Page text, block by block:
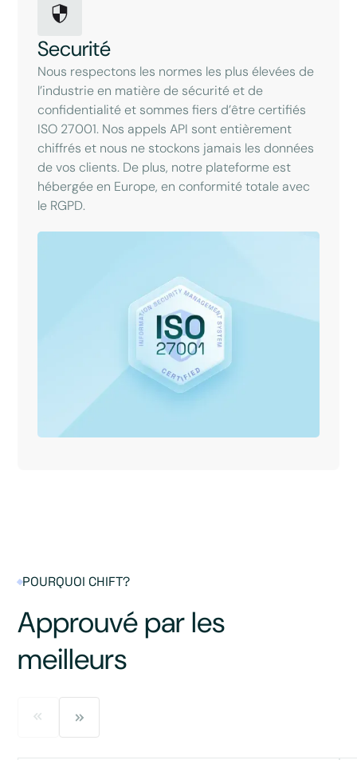
Securité
Nous respectons les normes les plus élevées de
l’industrie en matière de sécurité et de
confidentialité et sommes fiers d’être certifiés
ISO 27001. Nos appels API sont entièrement
chiffrés et nous ne stockons jamais les données
de vos clients. De plus, notre plateforme est
hébergée en Europe, en conformité totale avec
le RGPD.
POURQUOI CHIFT?
Approuvé par les
meilleurs